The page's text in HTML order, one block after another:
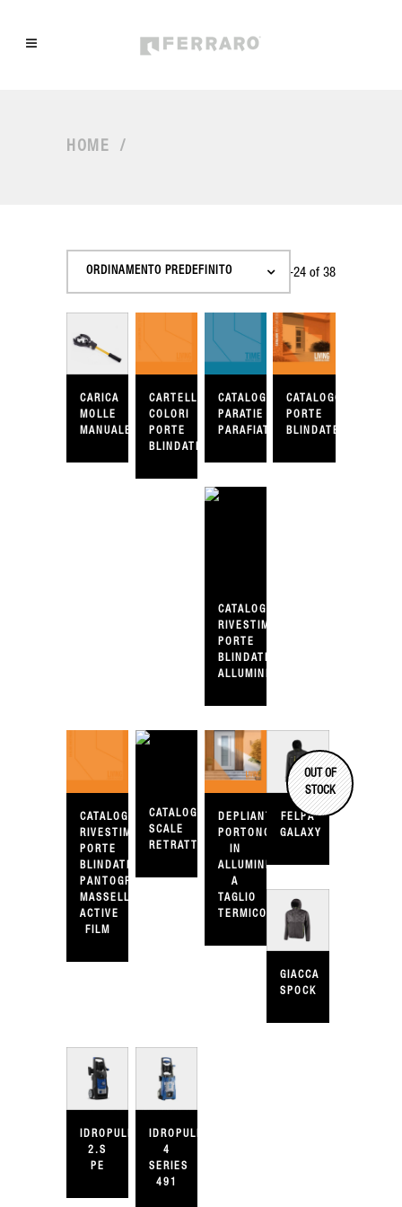
HOME /
Showing 13–24 of 38
results
ORDINAMENTO PREDEFINITO
CARICA
MOLLE
MANUALE
CARTELLA
COLORI
PORTE
BLINDATE
CATALOGO
PARATIE
PARAFIATO
CATALOGO
PORTE
BLINDATE
CATALOGO
RIVESTIMENTI
PORTE
BLINDATE
ALLUMINIO
CATALOGO
RIVESTIMENTI
PORTE
BLINDATE
PANTOGRAFATI
MASSELLO
ACTIVE
FILM
CATALOGO
SCALE
RETRATTILI
DEPLIANT
PORTONCINI
IN
ALLUMINIO
A
TAGLIO
TERMICO
OUT OF
STOCK
FELPA
GALAXY
GIACCA
SPOCK
IDROPULITRICE
2.S
PE
IDROPULITRICE
4
SERIES
491